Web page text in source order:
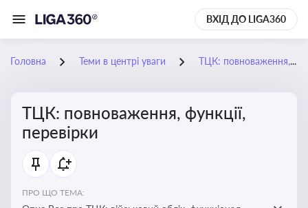
ВХІД ДО LIGA360
Головна Теми в центрі уваги ТЦК: повноваження, функції, перевірки
ТЦК: повноваження, функції,
перевірки
ПРО ЩО ТЕМА: